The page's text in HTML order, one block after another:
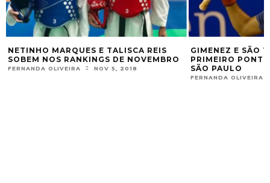
MARQUES E TALISCA REIS
NOS RANKINGS DE NOVEMBRO
OLIVEIRA NOV 5, 2018
GIMENEZ E SÃO
PRIMEIRO PONTO NA
SÃO PAULO
FERNANDA OLIVEIRA